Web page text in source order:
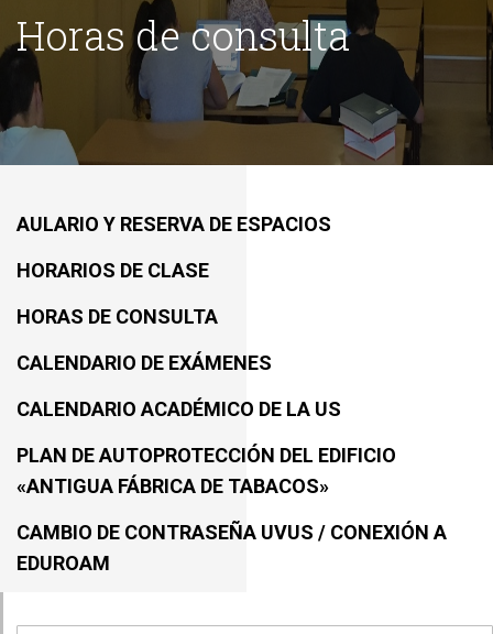
Horas de consulta
AULARIO Y RESERVA DE ESPACIOS
HORARIOS DE CLASE
HORAS DE CONSULTA
CALENDARIO DE EXÁMENES
CALENDARIO ACADÉMICO DE LA US
PLAN DE AUTOPROTECCIÓN DEL EDIFICIO
«ANTIGUA FÁBRICA DE TABACOS»
CAMBIO DE CONTRASEÑA UVUS / CONEXIÓN A
EDUROAM